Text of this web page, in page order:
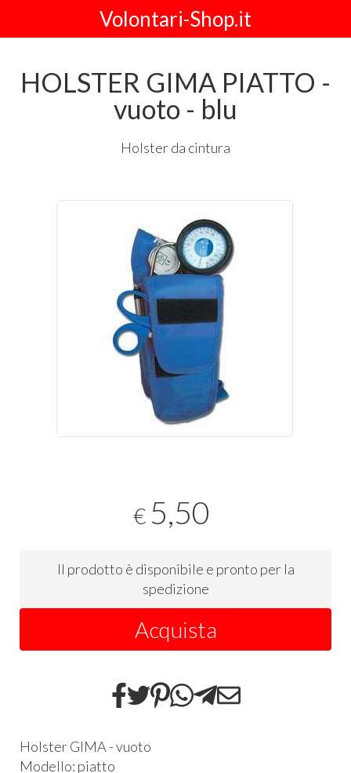
Volontari-Shop.it
HOLSTER GIMA PIATTO -
vuoto - blu
Holster da cintura
€ 5,50
Il prodotto è disponibile e pronto per la
spedizione
Acquista
Holster GIMA - vuoto
Modello: piatto